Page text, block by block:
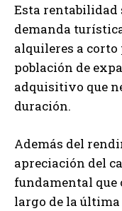
Esta rentabilidad
demanda
alquileres a
población de
adquisitivo que
duración.
Además del
apreciación del
fundamental
largo de la última